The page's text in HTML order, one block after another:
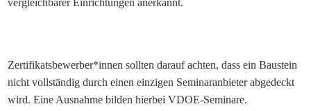
vergleichbarer Einrichtungen anerkannt.
Zertifikatsbewerber*innen sollten darauf achten, dass ein Baustein
nicht vollständig durch einen einzigen Seminaranbieter abgedeckt
wird. Eine Ausnahme bilden hierbei VDOE-Seminare.